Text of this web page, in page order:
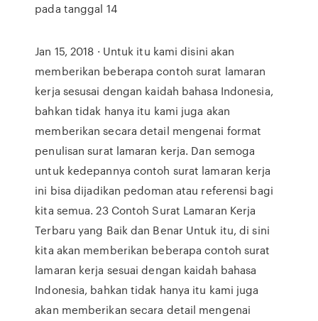
pada tanggal 14
Jan 15, 2018 · Untuk itu kami disini akan
memberikan beberapa contoh surat lamaran
kerja sesusai dengan kaidah bahasa Indonesia,
bahkan tidak hanya itu kami juga akan
memberikan secara detail mengenai format
penulisan surat lamaran kerja. Dan semoga
untuk kedepannya contoh surat lamaran kerja
ini bisa dijadikan pedoman atau referensi bagi
kita semua. 23 Contoh Surat Lamaran Kerja
Terbaru yang Baik dan Benar Untuk itu, di sini
kita akan memberikan beberapa contoh surat
lamaran kerja sesuai dengan kaidah bahasa
Indonesia, bahkan tidak hanya itu kami juga
akan memberikan secara detail mengenai